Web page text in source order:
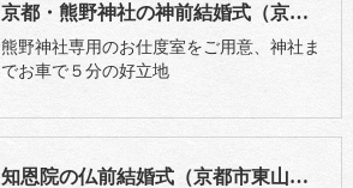
京都・熊野神社の神前結婚式（京都市左京区）
熊野神社専用のお仕度室をご用意、神社ま
でお車で５分の好立地
知恩院の仏前結婚式（京都市東山区）